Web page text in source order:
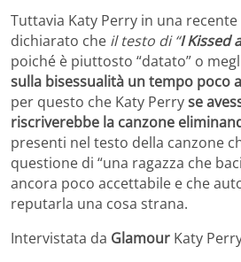
Tuttavia Katy Perry in una
dichiarato che il testo di “I Kissed
poiché è piuttosto “datato” o
sulla bisessualità un tempo poco
per questo che Katy Perryse
riscriverebbe la canzone
presenti nel testo della canzone
questione di “una ragazza che
ancora poco accettabile e che
reputarla una cosa strana.
Intervistata da Glamour Katy